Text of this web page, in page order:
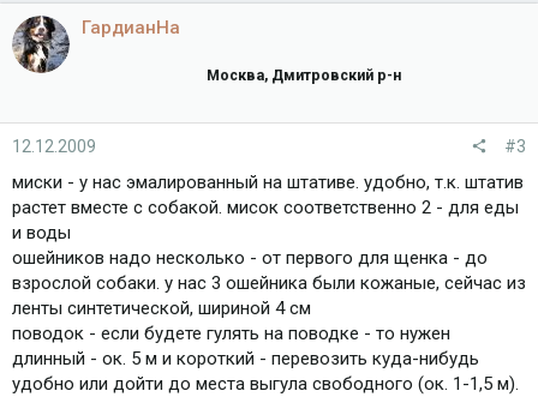
ГардианНа
Москва, Дмитровский р-н
12.12.2009 #3
миски - у нас эмалированный на штативе. удобно, т.к. штатив
растет вместе с собакой. мисок соответственно 2 - для еды
и воды
ошейников надо несколько - от первого для щенка - до
взрослой собаки. у нас 3 ошейника были кожаные, сейчас из
ленты синтетической, шириной 4 см
поводок - если будете гулять на поводке - то нужен
длинный - ок. 5 м и короткий - перевозить куда-нибудь
удобно или дойти до места выгула свободного (ок. 1-1,5 м).